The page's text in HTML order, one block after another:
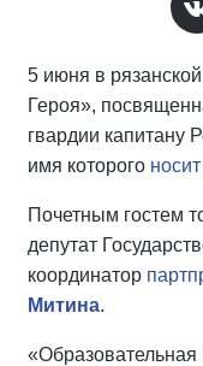
5 июня в
Героя»,
гвардии капитану
имя которого носит
Почетным гостем
депутат
координатор
Митина.